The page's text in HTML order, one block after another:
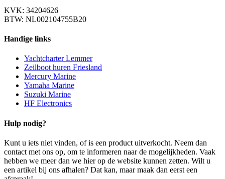
KVK: 34204626
BTW: NL002104755B20
Handige links
Yachtcharter Lemmer
Zeilboot huren Friesland
Mercury Marine
Yamaha Marine
Suzuki Marine
HF Electronics
Hulp nodig?
Kunt u iets niet vinden, of is een product uitverkocht. Neem dan
contact met ons op, om te informeren naar de mogelijkheden. Vaak
hebben we meer dan we hier op de website kunnen zetten. Wilt u
een artikel bij ons afhalen? Dat kan, maar maak dan eerst een